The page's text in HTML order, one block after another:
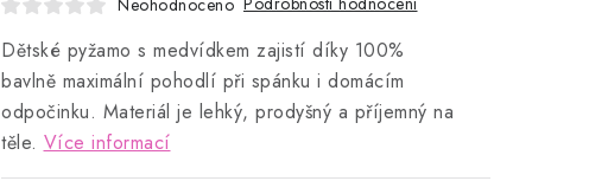
Dětské pyžamo s medvídkem zajistí díky 100%
bavlně maximální pohodlí při spánku i domácím
odpočinku. Materiál je lehký, prodyšný a příjemný na
těle. Více informací